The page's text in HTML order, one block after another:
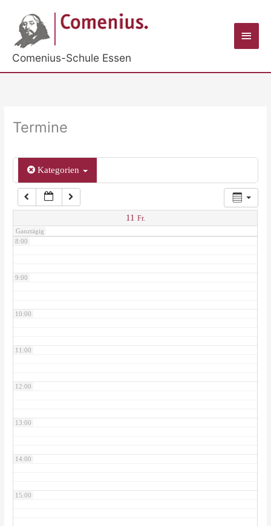
springen
Comenius-Schule Essen
Termine
Kategorien
11 Fr.
Ganztägig
2:00
3:00
5:00
6:00
7:00
8:00
9:00
10:00
11:00
12:00
13:00
14:00
15:00